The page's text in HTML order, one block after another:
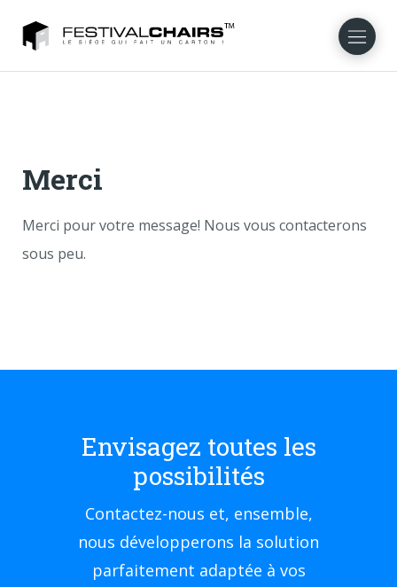
Merci
Merci pour votre message! Nous vous contacterons
sous peu.
Envisagez toutes les
possibilités
Contactez-nous et, ensemble,
nous développerons la solution
parfaitement adaptée à vos